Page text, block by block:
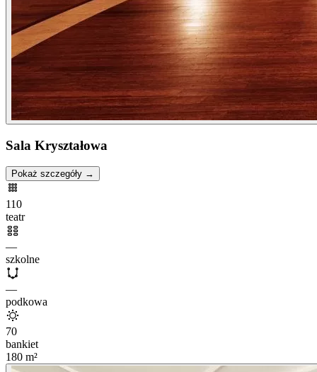
Sala Kryształowa
Pokaż szczegóły →
110
teatr
—
szkolne
—
podkowa
70
bankiet
180 m²